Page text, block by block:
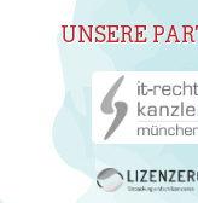
UNSERE